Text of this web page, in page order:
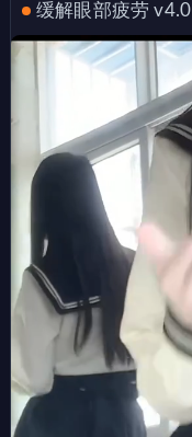
缓解眼部疲劳 v4.0